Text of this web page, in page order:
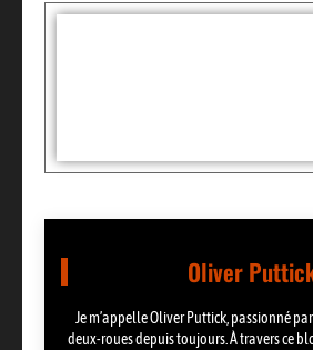
Oliver
Je m’appelle Oliver Puttick, passionné
deux-roues depuis toujours. À travers ce